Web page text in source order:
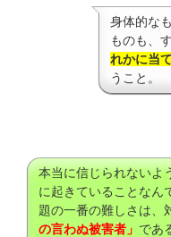
身体的な
ものも、
れかに当
うこと。
本当に信じられないよ
に起きていることなん
題の一番の難しさは、
の言わぬ被害者」 であ